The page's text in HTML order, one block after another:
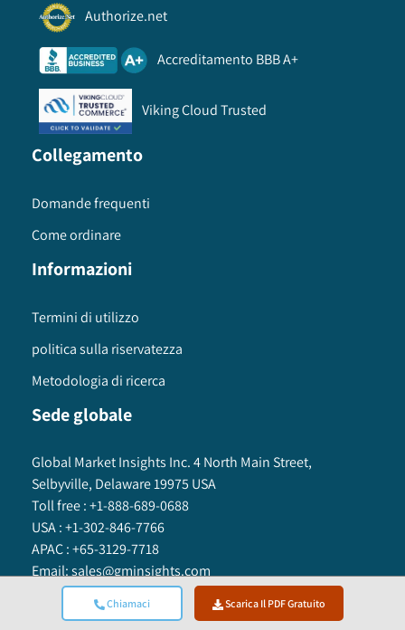
Chiamaci Scarica Il PDF Gratuito
Authorize.net
Accreditamento BBB A+
Viking Cloud Trusted
Collegamento
Domande frequenti
Come ordinare
Informazioni
Termini di utilizzo
politica sulla riservatezza
Metodologia di ricerca
Sede globale
Global Market Insights Inc. 4 North Main Street,
Selbyville, Delaware 19975 USA
Toll free :+1-888-689-0688
USA :+1-302-846-7766
APAC :+65-3129-7718
Email:sales@gminsights.com